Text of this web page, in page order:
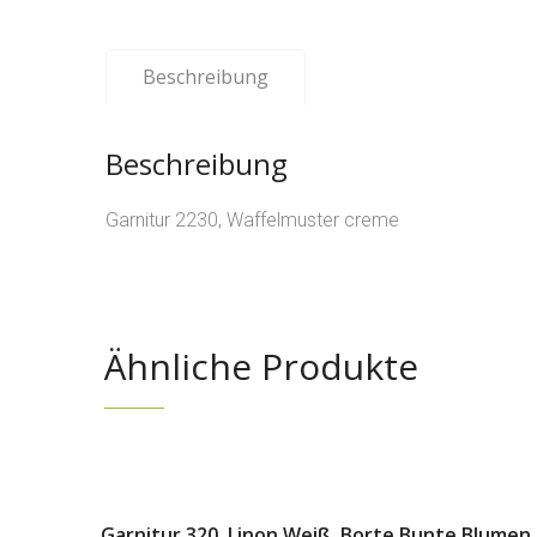
Beschreibung
Beschreibung
Garnitur 2230, Waffelmuster creme
Ähnliche Produkte